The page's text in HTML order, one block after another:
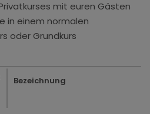
mit euren Gästen
in einem normalen
oder Grundkurs
Bezeichnung